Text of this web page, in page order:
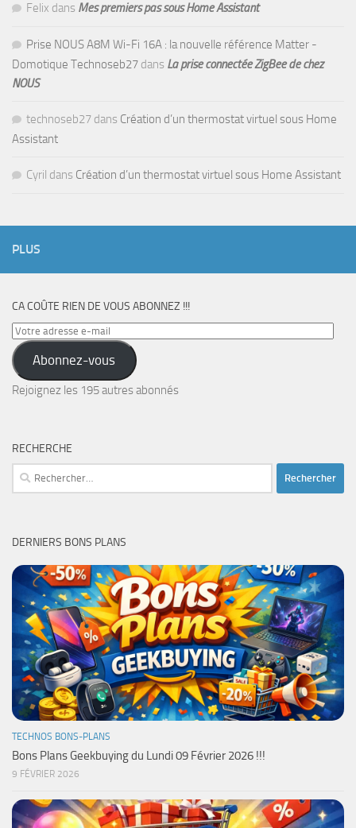
Felix dans Mes premiers pas sous Home Assistant
Prise NOUS A8M Wi-Fi 16A : la nouvelle référence Matter -
Domotique Technoseb27 dans La prise connectée ZigBee de chez
NOUS
technoseb27 dans Création d’un thermostat virtuel sous Home
Assistant
Cyril dans Création d’un thermostat virtuel sous Home Assistant
PLUS
CA COÛTE RIEN DE VOUS ABONNEZ !!!
Votre
adresse
e-
mail
Abonnez-vous
Rejoignez les 195 autres abonnés
RECHERCHE
Rechercher :
DERNIERS BONS PLANS
TECHNOS BONS-PLANS
Bons Plans Geekbuying du Lundi 09 Février 2026 !!!
9 FÉVRIER 2026